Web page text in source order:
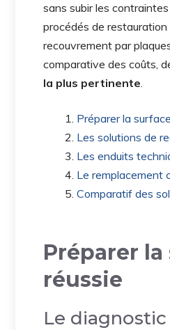
sans subir les
procédés de restauration
recouvrement par
comparative des coûts,
la plus pertinente.
Préparer la
Les solutions de
Les enduits
Le remplacement
Comparatif des
Préparer
réussie
Le